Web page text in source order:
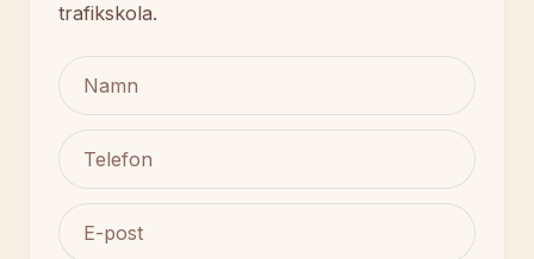
trafikskola.